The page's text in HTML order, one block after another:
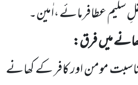
سلیم عطافرمائے ،اٰمین۔
میں فرق:
مومن اور کافر کے کھانے